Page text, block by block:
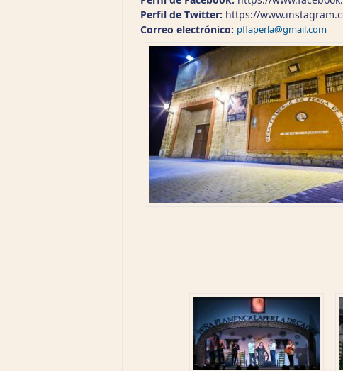
Perfil de Twitter: https://
Correo electrónico: pflaperla@gmail.com